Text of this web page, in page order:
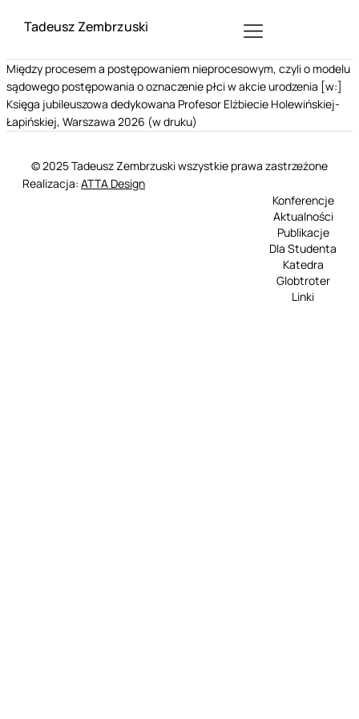
Tadeusz Zembrzuski
Między procesem a postępowaniem nieprocesowym, czyli o modelu
sądowego postępowania o oznaczenie płci w akcie urodzenia [w:]
Księga jubileuszowa dedykowana Profesor Elżbiecie Holewińskiej-
Łapińskiej, Warszawa 2026 (w druku)
© 2025 Tadeusz Zembrzuski wszystkie prawa zastrzeżone
Realizacja: ATTA Design
Konferencje
Aktualności
Publikacje
Dla Studenta
Katedra
Globtroter
Linki